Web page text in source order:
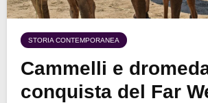
STORIA CONTEMPORANEA
Cammelli e
conquista del Far